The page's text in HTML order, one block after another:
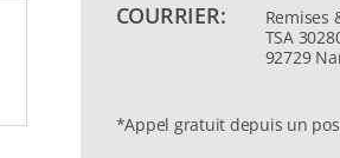
COURRIER:
Remises
TSA
92729
*Appel gratuit depuis un